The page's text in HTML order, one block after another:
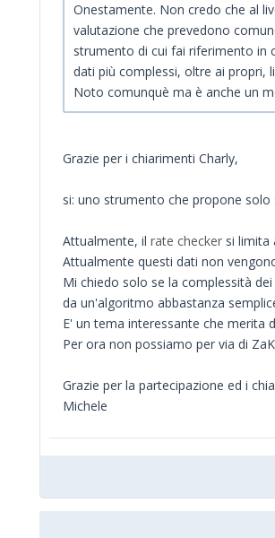
Onestamente. Non credo che al
valutazione che prevedono
strumento di cui fai riferimento in
dati più complessi, oltre ai propri,
Noto comunquè ma è anche un
Grazie per i chiarimenti Charly,
si: uno strumento che propone
Attualmente, il rate checker si limita
Attualmente questi dati non
Mi chiedo solo se la complessità
da un'algoritmo abbastanza
E' un tema interessante che merita
Per ora non possiamo per via di
Grazie per la partecipazione ed i
Michele